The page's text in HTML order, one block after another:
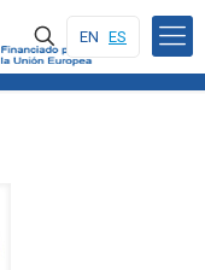
EN ES